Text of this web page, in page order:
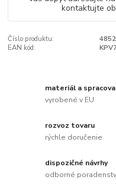
kontaktujte
Číslo produktu:
4852
EAN kód:
materiál a
vyrobené v EU
rozvoz tovaru
rýchle doručenie
dispozičné návrhy
odborné